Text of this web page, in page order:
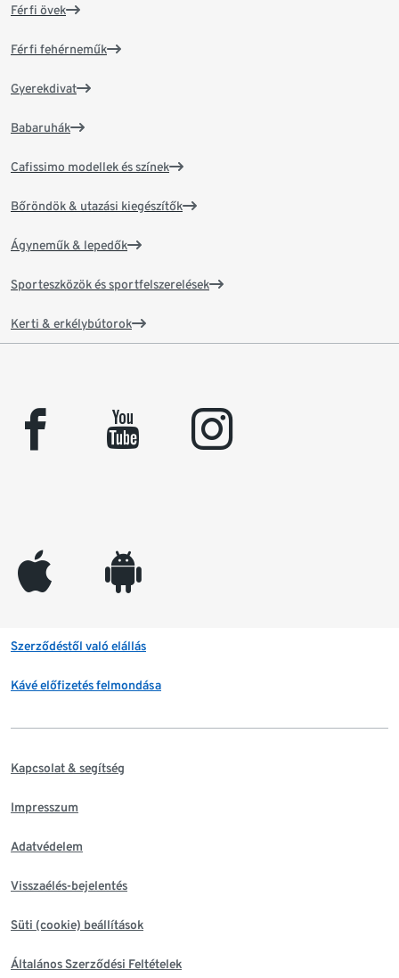
Férfi övek
Férfi fehérneműk
Gyerekdivat
Babaruhák
Cafissimo modellek és színek
Bőröndök & utazási kiegészítők
Ágyneműk & lepedők
Sporteszközök és sportfelszerelések
Kerti & erkélybútorok
facebook youtube instagram
appleinc android
Szerződéstől való elállás
Kávé előfizetés felmondása
Kapcsolat & segítség
Impresszum
Adatvédelem
Visszaélés-bejelentés
Süti (cookie) beállítások
Általános Szerződési Feltételek